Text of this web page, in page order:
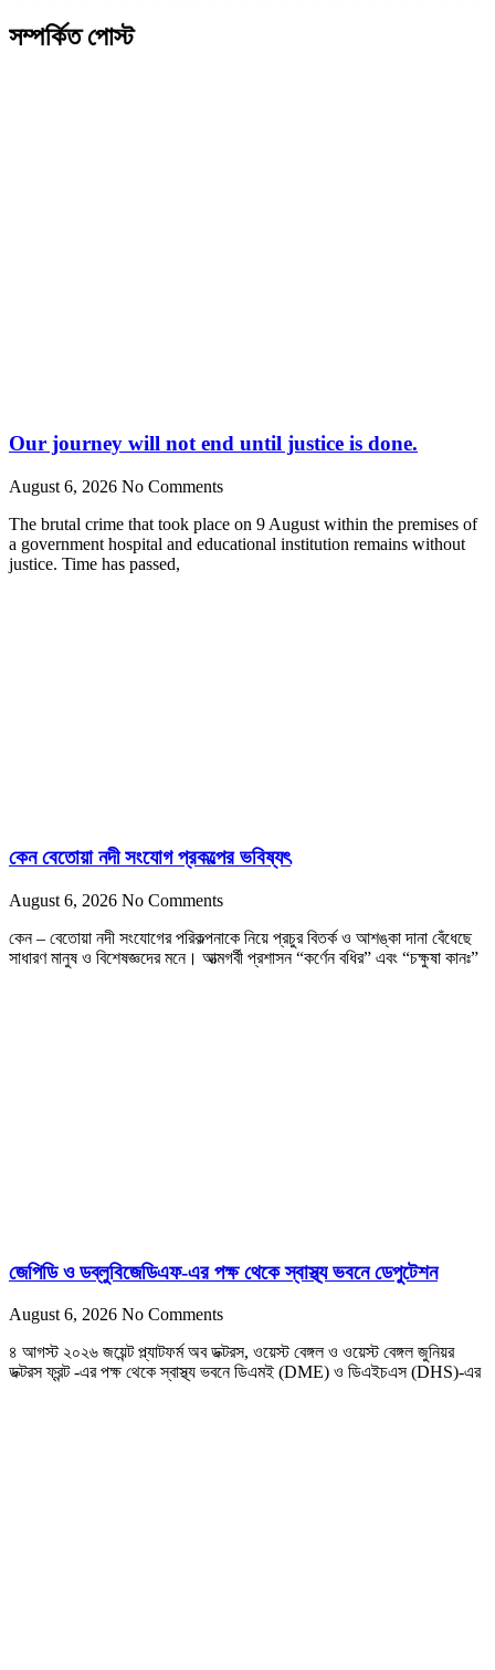
সম্পর্কিত পোস্ট
Our journey will not end until justice is done.
August 6, 2026 No Comments
The brutal crime that took place on 9 August within the premises of
a government hospital and educational institution remains without
justice. Time has passed,
কেন বেতোয়া নদী সংযোগ প্রকল্পের ভবিষ্যৎ
August 6, 2026 No Comments
কেন – বেতোয়া নদী সংযোগের পরিকল্পনাকে নিয়ে প্রচুর বিতর্ক ও আশঙ্কা দানা বেঁধেছে
সাধারণ মানুষ ও বিশেষজ্ঞদের মনে। আত্মগর্বী প্রশাসন “কর্ণেন বধির” এবং “চক্ষুষা কানঃ”
জেপিডি ও ডব্লুবিজেডিএফ-এর পক্ষ থেকে স্বাস্থ্য ভবনে ডেপুটেশন
August 6, 2026 No Comments
৪ আগস্ট ২০২৬ জয়েন্ট প্ল্যাটফর্ম অব ডক্টরস, ওয়েস্ট বেঙ্গল ও ওয়েস্ট বেঙ্গল জুনিয়র
ডক্টরস ফ্রন্ট -এর পক্ষ থেকে স্বাস্থ্য ভবনে ডিএমই (DME) ও ডিএইচএস (DHS)-এর